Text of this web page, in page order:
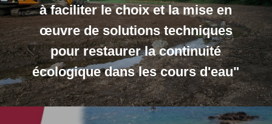
à faciliter le choix et la mise en
œuvre de solutions techniques
pour restaurer la continuité
écologique dans les cours d'eau"